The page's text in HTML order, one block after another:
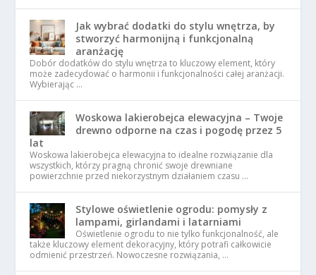
Jak wybrać dodatki do stylu wnętrza, by
stworzyć harmonijną i funkcjonalną
aranżację
Dobór dodatków do stylu wnętrza to kluczowy element, który
może zadecydować o harmonii i funkcjonalności całej aranżacji.
Wybierając …
Woskowa lakierobejca elewacyjna – Twoje
drewno odporne na czas i pogodę przez 5
lat
Woskowa lakierobejca elewacyjna to idealne rozwiązanie dla
wszystkich, którzy pragną chronić swoje drewniane
powierzchnie przed niekorzystnym działaniem czasu …
Stylowe oświetlenie ogrodu: pomysły z
lampami, girlandami i latarniami
Oświetlenie ogrodu to nie tylko funkcjonalność, ale
także kluczowy element dekoracyjny, który potrafi całkowicie
odmienić przestrzeń. Nowoczesne rozwiązania, …